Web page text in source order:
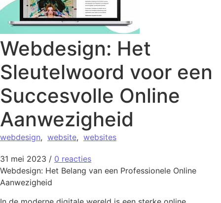
Webdesign: Het
Sleutelwoord voor een
Succesvolle Online
Aanwezigheid
webdesign, website, websites
31 mei 2023 / 0 reacties
Webdesign: Het Belang van een Professionele Online
Aanwezigheid